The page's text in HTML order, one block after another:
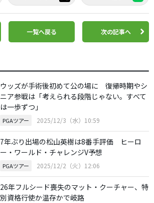
一覧へ戻る 次の記事へ
ウッズが手術後初めて公の場に 復帰時期やシ
ニア参戦は「考えられる段階じゃない。すべて
は一歩ずつ」
PGAツアー 2025/12/3（水）10:59
7年ぶり出場の松山英樹は8番手評価 ヒーロ
ー・ワールド・チャレンジV予想
PGAツアー 2025/12/2（火）12:06
26年フルシード喪失のマット・クーチャー、特
別資格行使か温存かで岐路